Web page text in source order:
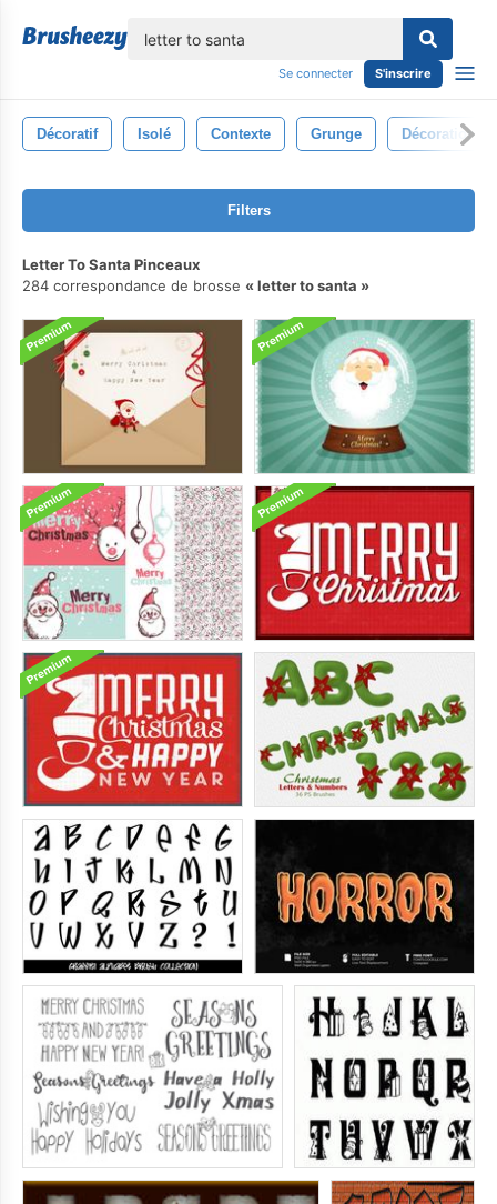
Se connecter S'inscrire
Décoratif Isolé Contexte Grunge Décoration
Filters
Letter To Santa Pinceaux
284 correspondance de brosse
letter to santa